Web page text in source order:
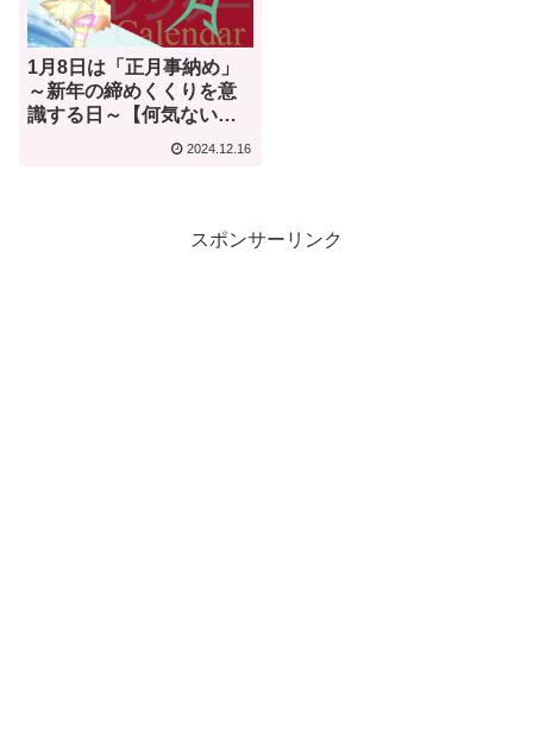
1月8日は「正月事納め」
～新年の締めくくりを意
識する日～【何気ない今
2024.12.16
スポンサーリンク